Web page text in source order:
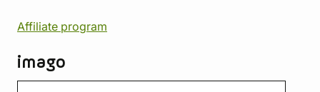
Affiliate program
imago